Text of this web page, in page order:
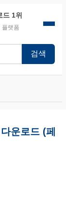
드 1위
플랫폼
검색
운로드 (페